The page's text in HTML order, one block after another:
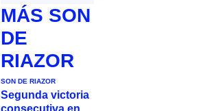
MÁS SON
DE
RIAZOR
SON DE RIAZOR
Segunda victoria